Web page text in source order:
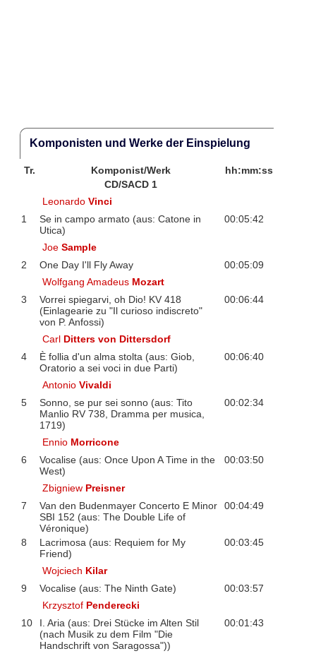
Komponisten und Werke der Einspielung
Tr. Komponist/Werk
hh:mm:ss
CD/SACD 1
LeonardoVinci
1
Se in campo armato (aus: Catone in
Utica)
00:05:42
JoeSample
2
One Day I'll Fly Away
00:05:09
Wolfgang Amadeus Mozart
3
Vorrei spiegarvi, oh Dio! KV 418
(Einlagearie zu "Il curioso indiscreto"
von P. Anfossi)
00:06:44
Carl Ditters von Dittersdorf
4
È follia d'un alma stolta (aus: Giob,
Oratorio a sei voci in due Parti)
00:06:40
AntonioVivaldi
5
Sonno, se pur sei sonno (aus: Tito
Manlio RV 738, Dramma per musica,
1719)
00:02:34
Ennio Morricone
6
Vocalise (aus: Once Upon A Time in the
West)
00:03:50
Zbigniew Preisner
7
Van den Budenmayer Concerto E Minor
SBI 152 (aus: The Double Life of
Véronique)
00:04:49
8
Lacrimosa (aus: Requiem for My
Friend)
00:03:45
Wojciech Kilar
9
Vocalise (aus: The Ninth Gate)
00:03:57
Krzysztof Penderecki
10
I. Aria (aus: Drei Stücke im Alten Stil
(nach Musik zu dem Film "Die
Handschrift von Saragossa"))
00:01:43